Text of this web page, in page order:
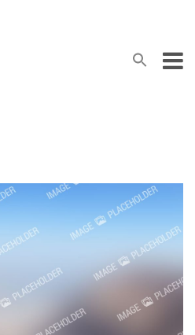
Search
Search Button